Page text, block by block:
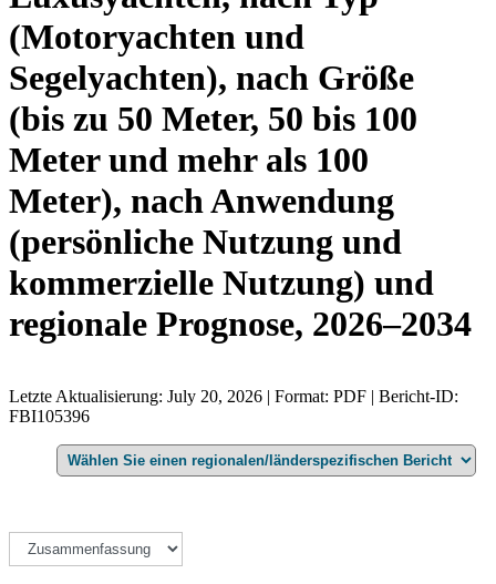
(Motoryachten und
Segelyachten), nach Größe
(bis zu 50 Meter, 50 bis 100
Meter und mehr als 100
Meter), nach Anwendung
(persönliche Nutzung und
kommerzielle Nutzung) und
regionale Prognose, 2026–2034
Letzte Aktualisierung: July 20, 2026 | Format: PDF | Bericht-ID:
FBI105396